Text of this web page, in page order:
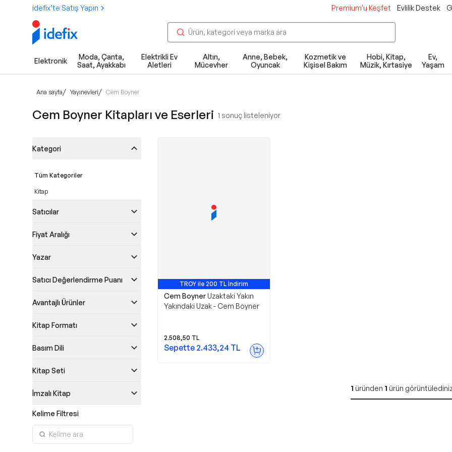
idefix’te Satış Yapın Premium'u Keşfet Evlilik Destek
Elektronik
Moda, Çanta,
Saat, Ayakkabı
Elektrikli Ev
Aletleri
Altın,
Mücevher
Anne, Bebek,
Oyuncak
Kozmetik ve
Kişisel Bakım
Hobi, Kitap,
Müzik, Kırtasiye
Ev,
Yaşam
Ana sayfa/ Yayınevleri/ Cem Boyner
Cem Boyner Kitapları ve Eserleri 1 sonuç listeleniyor
Kategori
Tüm Kategoriler
Kitap
Satıcılar
Fiyat Aralığı
Yazar
Satıcı Değerlendirme Puanı
Avantajlı Ürünler
Kitap Formatı
Basım Dili
Kitap Seti
İmzalı Kitap
Kelime Filtresi
TROY ile 200 TL İndirim
Cem Boyner Uzaktaki Yakın
Yakındaki Uzak - Cem Boyner
2.508,50 TL
Sepette 2.433,24 TL
1 üründen 1 ürün